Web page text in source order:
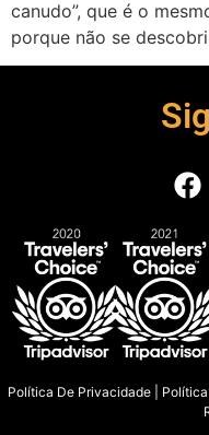
canudo”, que é o
porque não se
Política De Privacidade|